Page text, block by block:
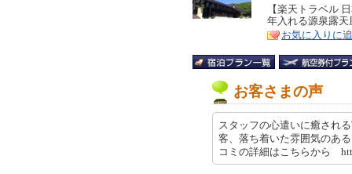
リ
ア
特
徴
【楽天トラベル
年入れる源泉露
お気に入りに
お客さまの声
スタッフの心遣いに癒され
客、落ち着いた雰囲気のあ
コミの詳細はこちらから